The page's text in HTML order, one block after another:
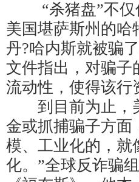
“杀猪盘”不仅
美国堪萨斯州的哈
丹?哈内斯就被骗
文件指出，对骗子
流动性，使得该行
到目前为止，美
金或抓捕骗子方面
模、工业化的，就
化。”全球反诈骗